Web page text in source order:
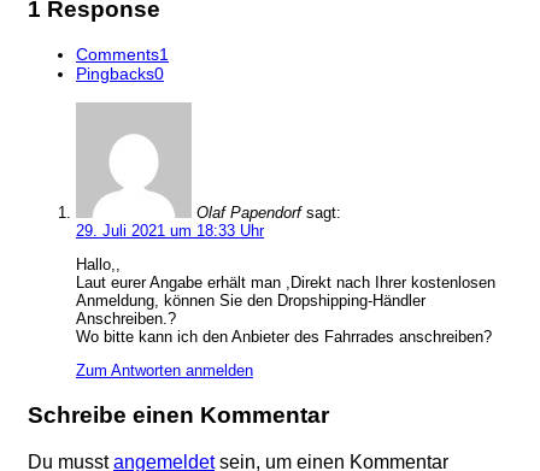
1 Response
Comments1
Pingbacks0
Olaf Papendorf sagt:
29. Juli 2021 um 18:33 Uhr
Hallo,,
Laut eurer Angabe erhält man ,Direkt nach Ihrer kostenlosen
Anmeldung, können Sie den Dropshipping-Händler
Anschreiben.?
Wo bitte kann ich den Anbieter des Fahrrades anschreiben?
Zum Antworten anmelden
Schreibe einen Kommentar
Du musstangemeldetsein, um einen Kommentar